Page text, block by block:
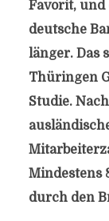
Favorit, und
deutsche
länger. Das
Thüringen
Studie.
Mindestens
durch den